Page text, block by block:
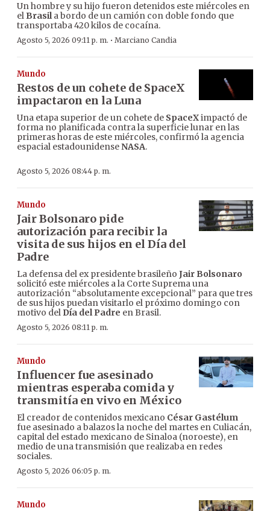
Un hombre y su hijo fueron detenidos este miércoles en
el Brasila bordo de un camión con doble fondo que
transportaba 420 kilos de cocaína.
Agosto 5, 2026 09:11 p. m. · Marciano Candia
Mundo
Restos de un cohete de SpaceX
impactaron en la Luna
Una etapa superior de un cohete de SpaceXimpactó de
forma no planificada contra la superficie lunar en las
primeras horas de este miércoles, confirmó la agencia
espacial estadounidenseNASA.
Agosto 5, 2026 08:44 p. m.
Mundo
Jair Bolsonaro pide
autorización para recibir la
visita de sus hijos en el Día del
Padre
La defensa del ex presidente brasileño Jair Bolsonaro
solicitó este miércoles a la Corte Suprema una
autorización “absolutamente excepcional” para que tres
de sus hijos puedan visitarlo el próximo domingo con
motivo del Día del Padre en Brasil.
Agosto 5, 2026 08:11 p. m.
Mundo
Influencer fue asesinado
mientras esperaba comida y
transmitía en vivo en México
El creador de contenidos mexicano César Gastélum
fue asesinado a balazos la noche del martes en Culiacán,
capital del estado mexicano de Sinaloa (noroeste), en
medio de una transmisión que realizaba en redes
sociales.
Agosto 5, 2026 06:05 p. m.
Mundo